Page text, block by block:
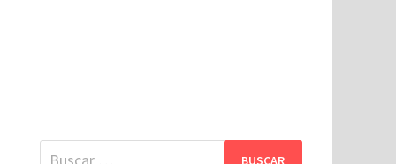
Buscar: